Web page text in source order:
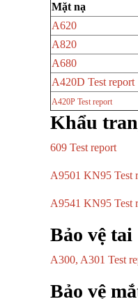
Mặt nạ
A620
A820
A680
A420D Test report
A420P Test report
Khẩu
609 Test report
A9501 KN95 Test
A9541 KN95 Test
Bảo vệ tai
A300, A301 Test
Bảo vệ